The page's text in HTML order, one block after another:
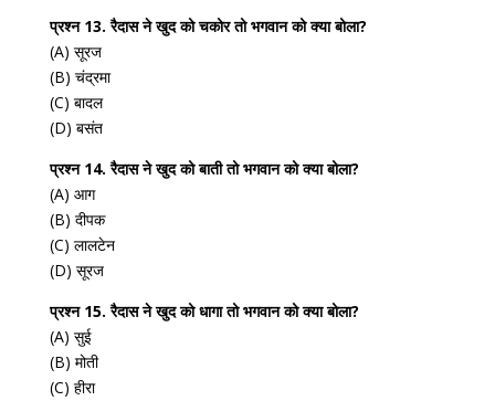
प्रश्न 13. रैदास ने खुद को चकोर तो भगवान को क्या बोला?
(A) सूरज
(B) चंद्रमा
(C) बादल
(D) बसंत
प्रश्न 14. रैदास ने खुद को बाती तो भगवान को क्या बोला?
(A) आग
(B) दीपक
(C) लालटेन
(D) सूरज
प्रश्न 15. रैदास ने खुद को धागा तो भगवान को क्या बोला?
(A) सुई
(B) मोती
(C) हीरा